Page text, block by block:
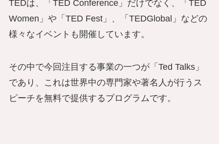
TEDは、「TED Conference」だけでなく、「TED
Women」や「TED Fest」、「TEDGlobal」などの
様々なイベントも開催しています。
その中で今回注目する事業の一つが「Ted Talks」
であり、これは世界中の専門家や著名人が行うス
ピーチを無料で提供するプログラムです。